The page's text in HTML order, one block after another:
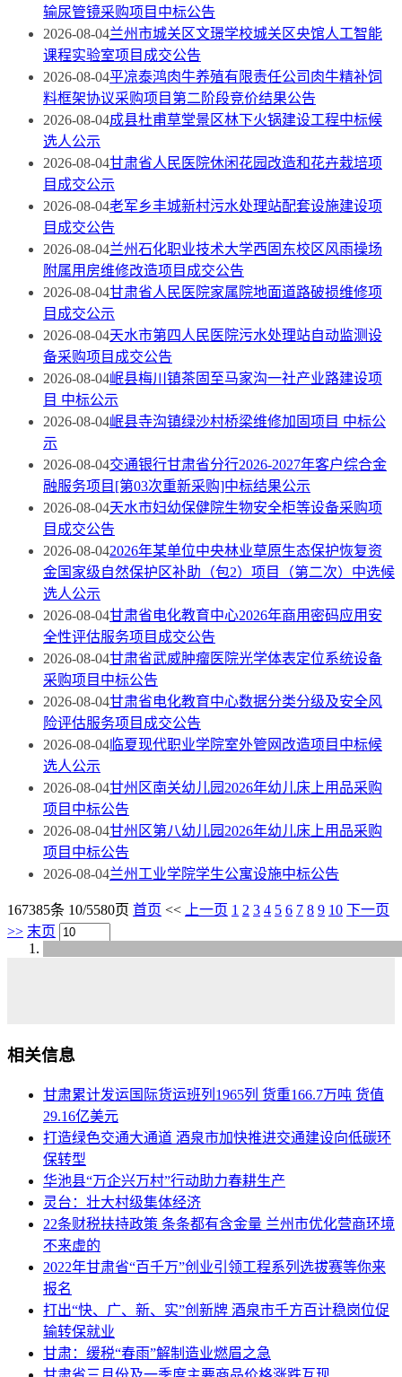
输尿管镜采购项目中标公告
2026-08-04兰州市城关区文璟学校城关区央馆人工智能
课程实验室项目成交公告
2026-08-04平凉泰鸿肉牛养殖有限责任公司肉牛精补饲
料框架协议采购项目第二阶段竞价结果公告
2026-08-04成县杜甫草堂景区林下火锅建设工程中标候
选人公示
2026-08-04甘肃省人民医院休闲花园改造和花卉栽培项
目成交公示
2026-08-04老军乡丰城新村污水处理站配套设施建设项
目成交公告
2026-08-04兰州石化职业技术大学西固东校区风雨操场
附属用房维修改造项目成交公告
2026-08-04甘肃省人民医院家属院地面道路破损维修项
目成交公示
2026-08-04天水市第四人民医院污水处理站自动监测设
备采购项目成交公告
2026-08-04岷县梅川镇茶固至马家沟一社产业路建设项
目 中标公示
2026-08-04岷县寺沟镇绿沙村桥梁维修加固项目 中标公
示
2026-08-04交通银行甘肃省分行2026-2027年客户综合金
融服务项目[第03次重新采购]中标结果公示
2026-08-04天水市妇幼保健院生物安全柜等设备采购项
目成交公告
2026-08-042026年某单位中央林业草原生态保护恢复资
金国家级自然保护区补助（包2）项目（第二次）中选候
选人公示
2026-08-04甘肃省电化教育中心2026年商用密码应用安
全性评估服务项目成交公告
2026-08-04甘肃省武威肿瘤医院光学体表定位系统设备
采购项目中标公告
2026-08-04甘肃省电化教育中心数据分类分级及安全风
险评估服务项目成交公告
2026-08-04临夏现代职业学院室外管网改造项目中标候
选人公示
2026-08-04甘州区南关幼儿园2026年幼儿床上用品采购
项目中标公告
2026-08-04甘州区第八幼儿园2026年幼儿床上用品采购
项目中标公告
2026-08-04兰州工业学院学生公寓设施中标公告
167385条 10/5580页 首页 << 上一页 1 2 3 4 5 6 7 8 9 10 下一页
>> 末页
相关信息
甘肃累计发运国际货运班列1965列 货重166.7万吨 货值
29.16亿美元
打造绿色交通大通道 酒泉市加快推进交通建设向低碳环
保转型
华池县“万企兴万村”行动助力春耕生产
灵台：壮大村级集体经济
22条财税扶持政策 条条都有含金量 兰州市优化营商环境
不来虚的
2022年甘肃省“百千万”创业引领工程系列选拔赛等你来
报名
打出“快、广、新、实”创新牌 酒泉市千方百计稳岗位促
输转保就业
甘肃：缓税“春雨”解制造业燃眉之急